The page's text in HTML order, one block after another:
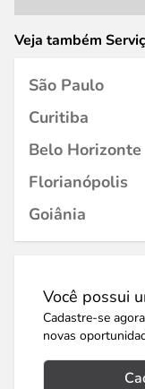
Veja também
São Paulo
Curitiba
Belo Horizonte
Florianópolis
Goiânia
Você possui
Cadastre-se
novas